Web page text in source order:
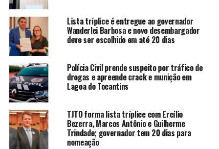
Lista tríplice é entregue ao governador
Wanderlei Barbosa e novo desembargador
deve ser escolhido em até 20 dias
Polícia Civil prende suspeito por tráfico de
drogas e apreende crack e munição em
Lagoa do Tocantins
TJTO forma lista tríplice com Ercílio
Bezerra, Marcos Antônio e Guilherme
Trindade; governador tem 20 dias para
nomeação